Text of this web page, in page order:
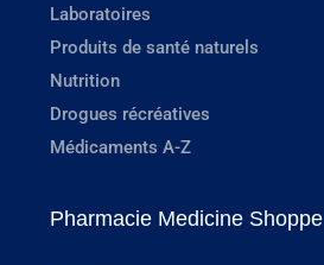
Laboratoires
Produits de santé naturels
Nutrition
Drogues récréatives
Médicaments A-Z
Pharmacie Medicine Shoppe